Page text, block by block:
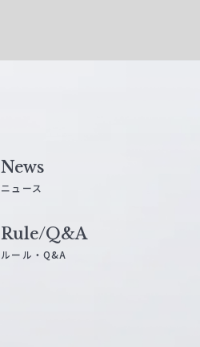
News
ニュース
Rule/Q&A
ルール・Q&A